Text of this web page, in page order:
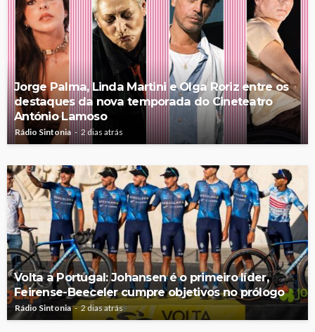
Jorge Palma, Linda Martini e Olga Roriz entre os
destaques da nova temporada do Cineteatro
António Lamoso
Rádio Sintonia 2 dias atrás
Volta a Portugal: Johansen é o primeiro líder,
Feirense-Beeceler cumpre objetivos no prólogo
Rádio Sintonia 2 dias atrás